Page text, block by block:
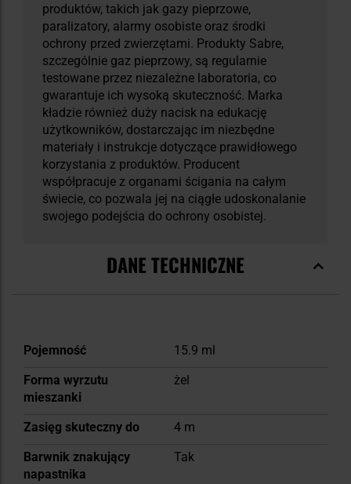
produktów, takich jak gazy pieprzowe,
paralizatory, alarmy osobiste oraz środki
ochrony przed zwierzętami. Produkty Sabre,
szczególnie gaz pieprzowy, są regularnie
testowane przez niezależne laboratoria, co
gwarantuje ich wysoką skuteczność. Marka
kładzie również duży nacisk na edukację
użytkowników, dostarczając im niezbędne
materiały i instrukcje dotyczące prawidłowego
korzystania z produktów. Producent
współpracuje z organami ścigania na całym
świecie, co pozwala jej na ciągłe udoskonalanie
swojego podejścia do ochrony osobistej.
DANE TECHNICZNE
Więcej
Pojemność
15.9 ml
Forma wyrzutu
mieszanki
żel
Zasięg skuteczny do
4 m
Barwnik znakujący
napastnika
Tak